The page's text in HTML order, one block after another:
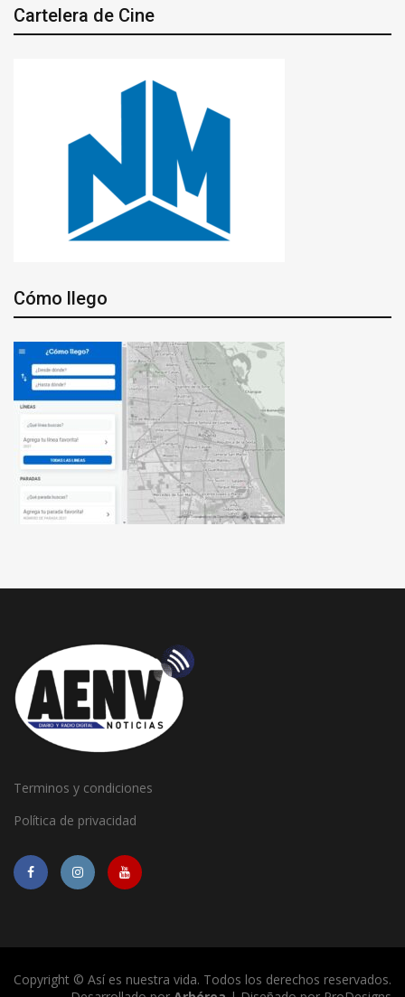
Cartelera de Cine
Cómo llego
Terminos y condiciones
Política de privacidad
Copyright © Así es nuestra vida. Todos los derechos reservados.